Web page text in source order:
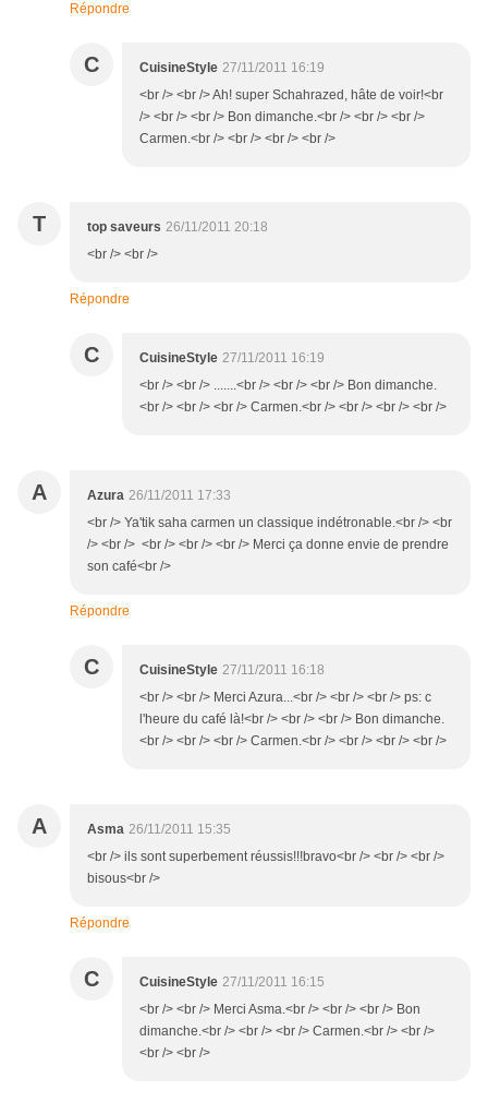
Répondre
C CuisineStyle 27/11/2011 16:19
<br /> <br /> Ah! super Schahrazed, hâte de voir!<br
/> <br /> <br /> Bon dimanche.<br /> <br /> <br />
Carmen.<br /> <br /> <br /> <br />
T top saveurs 26/11/2011 20:18
<br /> <br />
Répondre
C CuisineStyle 27/11/2011 16:19
<br /> <br /> .......<br /> <br /> <br /> Bon dimanche.
<br /> <br /> <br /> Carmen.<br /> <br /> <br /> <br />
A Azura 26/11/2011 17:33
<br /> Ya'tik saha carmen un classique indétronable.<br /> <br
/> <br /> <br /> <br /> <br /> Merci ça donne envie de prendre
son café<br />
Répondre
C CuisineStyle 27/11/2011 16:18
<br /> <br /> Merci Azura...<br /> <br /> <br /> ps: c
l'heure du café là!<br /> <br /> <br /> Bon dimanche.
<br /> <br /> <br /> Carmen.<br /> <br /> <br /> <br />
A Asma 26/11/2011 15:35
<br /> ils sont superbement réussis!!!bravo<br /> <br /> <br />
bisous<br />
Répondre
C CuisineStyle 27/11/2011 16:15
<br /> <br /> Merci Asma.<br /> <br /> <br /> Bon
dimanche.<br /> <br /> <br /> Carmen.<br /> <br />
<br /> <br />